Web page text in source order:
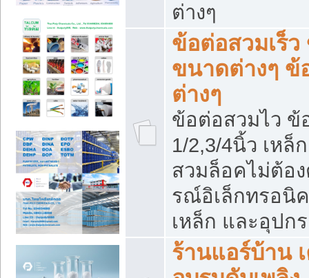
ต่างๆ
ข้อต่อสวมเร็
ขนาดต่างๆ ข้
ต่างๆ
ข้อต่อสวมไว ข้
1/2,3/4นิ้ว เหล็
สวมล็อคไม่ต้อ
รณ์อิเล็กทรอนิ
เหล็ก และอุปก
ร้านแอร์บ้าน